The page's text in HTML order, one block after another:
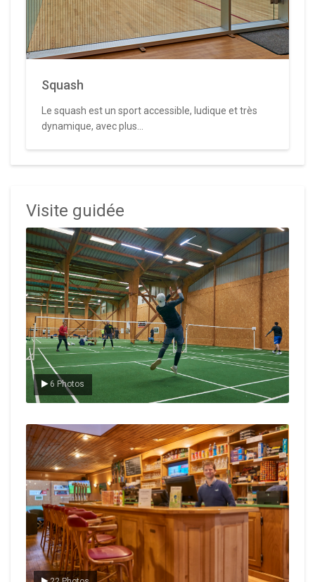
Squash
Le squash est un sport accessible, ludique et très
dynamique, avec plus...
Visite guidée
6 Photos
Le badminton
Le Club